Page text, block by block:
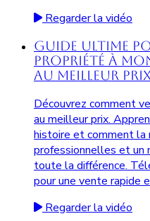
Regarder la vidéo
Guide Ultime
Propriété à
au Meilleur
Découvrez comment
au meilleur prix.
histoire et comment la
professionnelles et un
toute la différence.
pour une vente rapide
Regarder la vidéo